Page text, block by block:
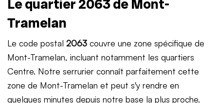
Le quartier 2063 de Mont-
Tramelan
Le code postal 2063 couvre une zone spécifique de
Mont-Tramelan, incluant notamment les quartiers
Centre. Notre serrurier connaît parfaitement cette
zone de Mont-Tramelan et peut s'y rendre en
quelques minutes depuis notre base la plus proche.